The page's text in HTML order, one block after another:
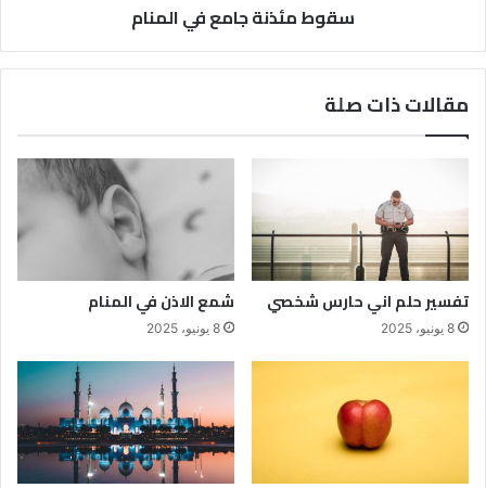
سقوط مئذنة جامع في المنام
مقالات ذات صلة
تفسير حلم اني حارس شخصي
8 يونيو، 2025
شمع الاذن في المنام
8 يونيو، 2025